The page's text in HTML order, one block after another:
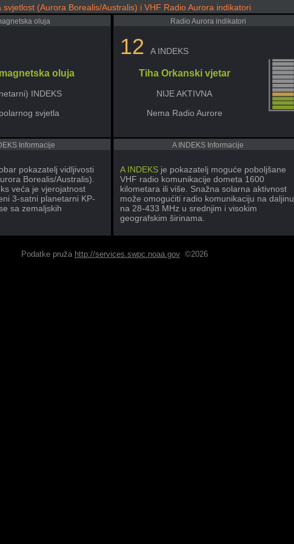
svjetlost (Aurora Borealis/Australis) i VHF Radio Aurora indikatori
oluja
oluja
INDEKS
svjetla
Radio Aurora indikatori
12 A INDEKS
Tiha Orkanski vjetar
NIJE AKTIVNA
Nema Radio Aurore
Informacije
pokazatelj vidljivosti
Borealis/Australis).
veća je vjerojatnost
3-satni planetarni KP-
sa zemaljskih
A INDEKS Informacije
A INDEKS je pokazatelj moguće poboljšane
VHF radio komunikacije dometa 1600
kilometara ili više. Snažna solarna aktivnost
može omogućiti radio komunikaciju na daljinu
na 28-433 MHz u srednjim i visokim
geografskim širinama.
Podatke pruža http://services.swpc.noaa.gov ©2026